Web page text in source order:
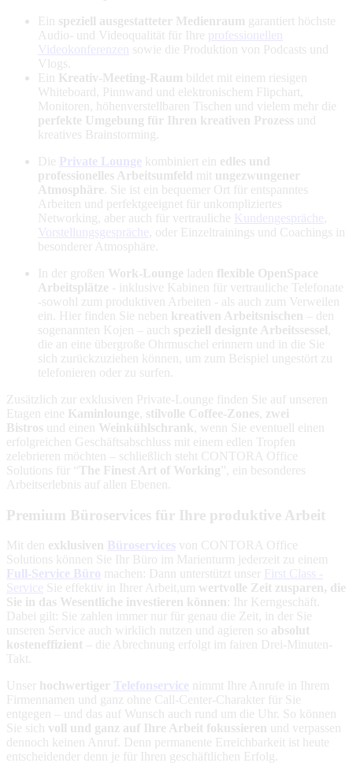
Ein speziell ausgestatteter Medienraum garantiert höchste
Audio- und Videoqualität für Ihre
professionellen
Videokonferenzen
sowie die Produktion von Podcasts und
Vlogs.
Ein
Kreativ-Meeting-Raum bildet mit einem riesigen
Whiteboard, Pinnwand und elektronischem Flipchart,
Monitoren, höhenverstellbaren Tischen und vielem mehr die
perfekte Umgebung für Ihren kreativen Prozess und
kreatives Brainstorming.
Die Private Lounge kombiniert ein edles und
professionelles Arbeitsumfeld mit ungezwungener
Atmosphäre . Sie ist ein bequemer Ort für entspanntes
Arbeiten und perfektgeeignet für unkompliziertes
Networking, aber auch für vertrauliche Kundengespräche
Vorstellungsgespräche , oder Einzeltrainings und Coachings in
besonderer Atmosphäre.
In der großen Work-Lounge laden flexible OpenSpace
Arbeitsplätze - inklusive Kabinen für vertrauliche Telefonate
-sowohl zum produktiven Arbeiten - als auch zum Verweilen
ein. Hier finden Sie neben kreativen Arbeitsnischen – den
sogenannten Kojen – auch speziell designte Arbeitssessel
die an eine übergroße Ohrmuschel erinnern und in die Sie
sich zurückzuziehen können, um zum Beispiel ungestört zu
telefonieren oder zu surfen.
Zusätzlich zur exklusiven Private-Lounge finden Sie auf unseren
Etagen eine Kaminlounge stilvolle Coffee-Zones zwei
Bistros und einen Weinkühlschrank
, wenn Sie eventuell einen
erfolgreichen Geschäftsabschluss mit einem edlen Tropfen
zelebrieren möchten – schließlich steht CONTORA Office
Solutions für “ The Finest Art of Working”, ein besonderes
Arbeitserlebnis auf allen Ebenen.
Premium Büroservices für Ihre produktive Arbeit
Mit den exklusiven Büroservices von CONTORA Office
Solutions können Sie Ihr Büro im Marienturm jederzeit zu einem
Full-Service Büro machen: Dann unterstützt unser
First Class -
Service Sie effektiv in Ihrer Arbeit,um wertvolle Zeit zusparen, die
Sie in das Wesentliche investieren können : Ihr Kerngeschäft.
Dabei gilt: Sie zahlen immer nur für genau die Zeit, in der Sie
unseren Service auch wirklich nutzen und agieren so absolut
kosteneffizient
– die Abrechnung erfolgt im fairen Drei-Minuten-
Takt.
Unser hochwertiger Telefonservice nimmt Ihre Anrufe in Ihrem
Firmennamen und ganz ohne Call-Center-Charakter für Sie
entgegen – und das auf Wunsch auch rund um die Uhr. So können
Sie sich voll und ganz auf Ihre Arbeit fokussieren und verpassen
dennoch keinen Anruf. Denn permanente Erreichbarkeit ist heute
entscheidender denn je für Ihren geschäftlichen Erfolg.